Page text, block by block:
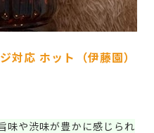
対応 ホット（伊藤園）
味や渋味が豊かに感じられ